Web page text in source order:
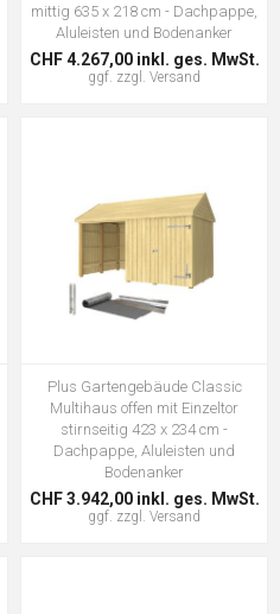
mittig 635 x 218 cm - Dachpappe,
Aluleisten und Bodenanker
CHF 4.267,00 inkl. ges. MwSt.
ggf. zzgl. Versand
Plus Gartengebäude Classic
Multihaus offen mit Einzeltor
stirnseitig 423 x 234 cm -
Dachpappe, Aluleisten und
Bodenanker
CHF 3.942,00 inkl. ges. MwSt.
ggf. zzgl. Versand